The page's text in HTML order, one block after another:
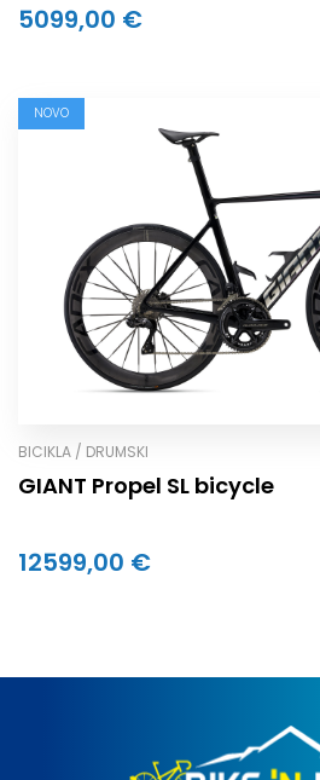
5099,00 €
NOVO
BICIKLA / DRUMSKI
GIANT Propel SL bicycle
12599,00 €